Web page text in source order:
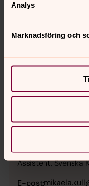
Analys
Marknadsföring och
Mikaela Kull
Assistent, Svenska
E-post: